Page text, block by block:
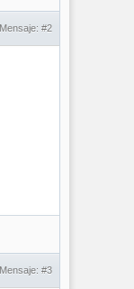
Mensaje: #2
Mensaje: #3